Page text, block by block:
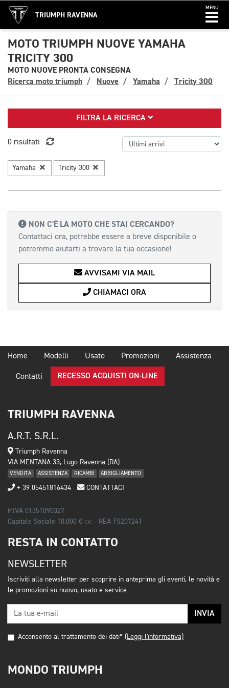
TRIUMPH RAVENNA
MENU
MOTO TRIUMPH NUOVE YAMAHA
TRICITY 300
MOTO NUOVE PRONTA CONSEGNA
Ricerca moto triumph
Nuove Yamaha Tricity 300
FILTRA LA RICERCA
0 risultati
Yamaha Tricity 300
NON C'È LA MOTO CHE STAI CERCANDO?
Contattaci ora, potrebbe essere a breve disponibile o
potremmo aiutarti a trovare la tua occasione!
AVVISAMI VIA MAIL
CHIAMACI ORA
Home Modelli Usato Promozioni Assistenza
Contatti RECESSO ACQUISTI ON-LINE
TRIUMPH RAVENNA
A.R.T. S.R.L.
Triumph Ravenna
VIA MENTANA 33, Lugo Ravenna (RA)
VENDITA ASSISTENZA RICAMBI ABBIGLIAMENTO
+ 39 05451816434 CONTATTACI
P.IVA 01351090327
Capitale Sociale 10.000 € i.v. - REA TS207241
RESTA IN CONTATTO
NEWSLETTER
Iscriviti alla newsletter per scoprire in anteprima gli eventi, le novità e
le promozioni su nuovo, usato e service.
INVIA
Acconsento al trattamento dei dati* (Leggi l'informativa)
MONDO TRIUMPH